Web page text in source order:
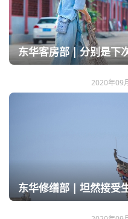
东华客房部 | 分别是下
2020年09
东华修缮部 | 坦然接受